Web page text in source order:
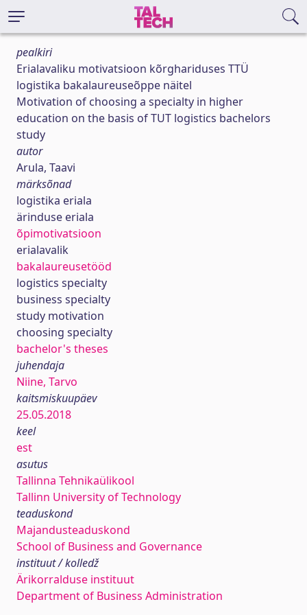
pealkiri
Erialavaliku motivatsioon kõrghariduses TTÜ
logistika bakalaureuseõppe näitel
Motivation of choosing a specialty in higher
education on the basis of TUT logistics bachelors
study
autor
Arula, Taavi
märksõnad
logistika eriala
ärinduse eriala
õpimotivatsioon
erialavalik
bakalaureusetööd
logistics specialty
business specialty
study motivation
choosing specialty
bachelor's theses
juhendaja
Niine, Tarvo
kaitsmiskuupäev
25.05.2018
keel
est
asutus
Tallinna Tehnikaülikool
Tallinn University of Technology
teaduskond
Majandusteaduskond
School of Business and Governance
instituut / kolledž
Ärikorralduse instituut
Department of Business Administration